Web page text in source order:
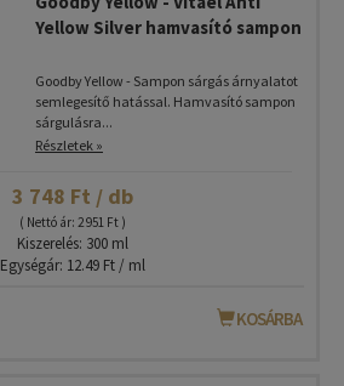
Yellow Silver hamvasító sampon
Goodby Yellow - Sampon sárgás árnyalatot
semlegesítő hatással. Hamvasító sampon
sárgulásra...
Részletek »
3 748 Ft / db
( Nettó ár: 2 951 Ft )
Kiszerelés: 300 ml
Egységár: 12.49 Ft / ml
KOSÁRBA